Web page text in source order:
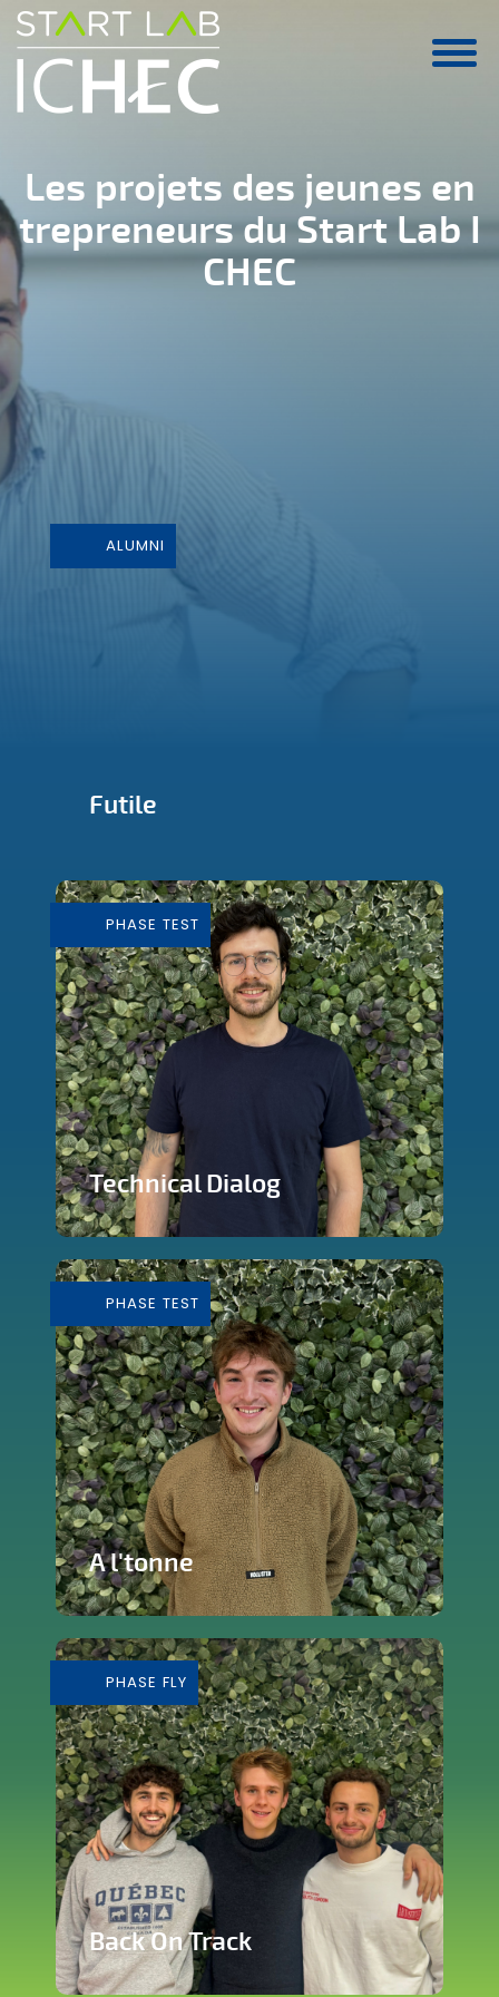
Aller au contenu principal
Les projets des jeunes en
trepreneurs du Start Lab I
CHEC
ALUMNI
Futile
durable
En savoir plus
PHASE TEST
Technical Dialog
artistique
En savoir plus
PHASE TEST
A l'tonne
cœur de Silly
En savoir plus
PHASE FLY
Back On Track